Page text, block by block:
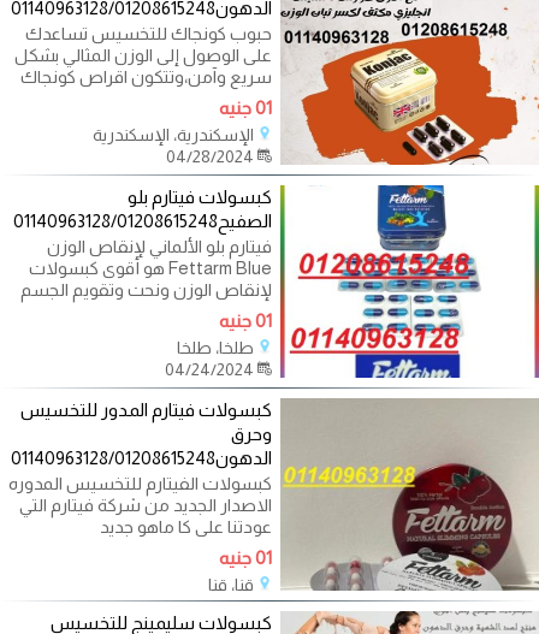
الدهون01140963128/01208615248
حبوب كونجاك للتخسيس تساعدك
على الوصول إلى الوزن المثالي بشكل
سريع وآمن،وتتكون اقراص كونجاك
01 جنيه
الإسكندرية، الإسكندرية
كبسولات فيتارم بلو
الصفيح01140963128/01208615248
فيتارم بلو الألماني لإنقاص الوزن
Fettarm Blue هو أقوى كبسولات
لإنقاص الوزن ونحت وتقويم الجسم
مكون من
01 جنيه
طلخا، طلخا
كبسولات فيتارم المدور للتخسيس
وحرق
الدهون01140963128/01208615248
كبسولات الفيتارم للتخسيس المدوره
الاصدار الجديد من شركة فيتارم التي
عودتنا على كا ماهو جديد
01 جنيه
قنا، قنا
04/23/2024
كبسولات سليمينج للتخسيس